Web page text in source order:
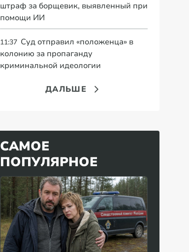
штраф за борщевик, выявленный при
помощи ИИ
11:37 Суд отправил «положенца» в
колонию за пропаганду
криминальной идеологии
ДАЛЬШЕ
САМОЕ
ПОПУЛЯРНОЕ